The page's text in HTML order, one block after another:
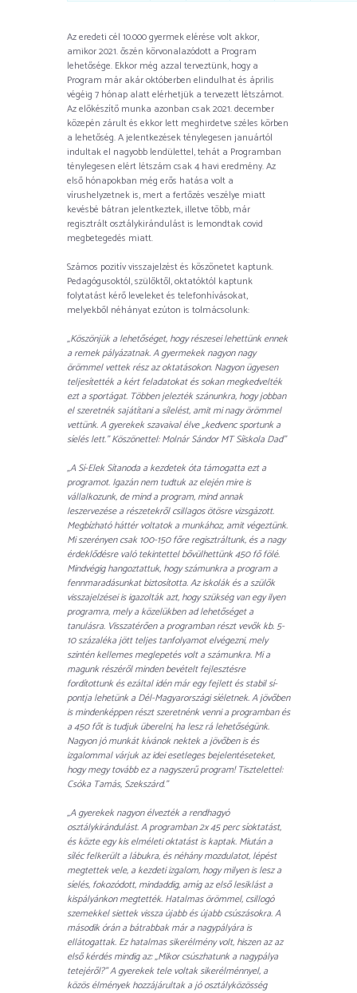
Az eredeti cél 10.000 gyermek elérése volt akkor,
amikor 2021. őszén körvonalazódott a Program
lehetősége. Ekkor még azzal terveztünk, hogy a
Program már akár októberben elindulhat és április
végéig 7 hónap alatt elérhetjük a tervezett létszámot.
Az előkészítő munka azonban csak 2021. december
közepén zárult és ekkor lett meghirdetve széles körben
a lehetőség. A jelentkezések ténylegesen januártól
indultak el nagyobb lendülettel, tehát a Programban
ténylegesen elért létszám csak 4 havi eredmény. Az
első hónapokban még erős hatása volt a
vírushelyzetnek is, mert a fertőzés veszélye miatt
kevésbé bátran jelentkeztek, illetve több, már
regisztrált osztálykirándulást is lemondtak covid
megbetegedés miatt.
Számos pozitív visszajelzést és köszönetet kaptunk.
Pedagógusoktól, szülőktől, oktatóktól kaptunk
folytatást kérő leveleket és telefonhívásokat,
melyekből néhányat ezúton is tolmácsolunk:
„Köszönjük a lehetőséget, hogy részesei lehettünk ennek
a remek pályázatnak. A gyermekek nagyon nagy
örömmel vettek rész az oktatásokon. Nagyon ügyesen
teljesítették a kért feladatokat és sokan megkedvelték
ezt a sportágat. Többen jelezték szánunkra, hogy jobban
el szeretnék sajátítani a sílelést, amit mi nagy örömmel
vettünk. A gyerekek szavaival élve „kedvenc sportunk a
síelés lett.” Köszönettel: Molnár Sándor MT Síiskola Dad”
„A Sí-Elek Sítanoda a kezdetek óta támogatta ezt a
programot. Igazán nem tudtuk az elején mire is
vállalkozunk, de mind a program, mind annak
leszervezése a részetekről csillagos ötösre vizsgázott.
Megbízható háttér voltatok a munkához, amit végeztünk.
Mi szerényen csak 100-150 főre regisztráltunk, és a nagy
érdeklődésre való tekintettel bővülhettünk 450 fő fölé.
Mindvégig hangoztattuk, hogy számunkra a program a
fennmaradásunkat biztosította. Az iskolák és a szülők
visszajelzései is igazolták azt, hogy szükség van egy ilyen
programra, mely a közelükben ad lehetőséget a
tanulásra. Visszatérően a programban részt vevők kb. 5-
10 százaléka jött teljes tanfolyamot elvégezni, mely
szintén kellemes meglepetés volt a számunkra. Mi a
magunk részéről minden bevételt fejlesztésre
fordítottunk és ezáltal idén már egy fejlett és stabil sí-
pontja lehetünk a Dél-Magyarországi síéletnek. A jövőben
is mindenképpen részt szeretnénk venni a programban és
a 450 főt is tudjuk überelni, ha lesz rá lehetőségünk.
Nagyon jó munkát kívánok nektek a jövőben is és
izgalommal várjuk az idei esetleges bejelentéseteket,
hogy megy tovább ez a nagyszerű program! Tisztelettel:
Csóka Tamás, Szekszárd.”
„A gyerekek nagyon élvezték a rendhagyó
osztálykirándulást. A programban 2x 45 perc síoktatást,
és közte egy kis elméleti oktatást is kaptak. Miután a
síléc felkerült a lábukra, és néhány mozdulatot, lépést
megtettek vele, a kezdeti izgalom, hogy milyen is lesz a
síelés, fokozódott, mindaddig, amíg az első lesiklást a
kispályánkon megtették. Hatalmas örömmel, csillogó
szemekkel siettek vissza újabb és újabb csúszásokra. A
második órán a bátrabbak már a nagypályára is
ellátogattak. Ez hatalmas sikerélmény volt, hiszen az az
első kérdés mindig az: „Mikor csúszhatunk a nagypálya
tetejéről?” A gyerekek tele voltak sikerélménnyel, a
közös élmények hozzájárultak a jó osztályközösség